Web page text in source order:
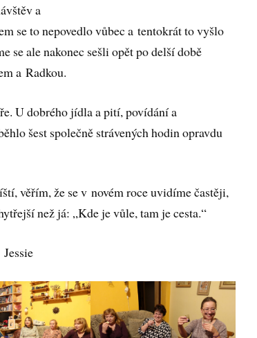
a
se to nepovedlo vůbec a tentokrát to vyšlo
se ale nakonec sešli opět po delší době
a Radkou.
U dobrého jídla a pití, povídání a
šest společně strávených hodin opravdu
věřím, že se v novém roce uvidíme častěji,
než já: „Kde je vůle, tam je cesta.“
Jessie